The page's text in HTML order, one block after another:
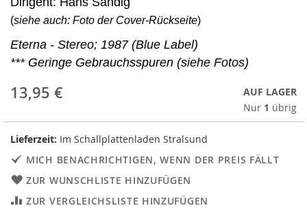
(siehe auch: Foto der Cover-Rückseite)
Eterna - Stereo; 1987 (Blue Label)
*** Geringe Gebrauchsspuren (siehe Fotos)
13,95 €
AUF LAGER
Nur 1 übrig
Lieferzeit: Im Schallplattenladen Stralsund
MICH BENACHRICHTIGEN, WENN DER PREIS FÄLLT
ZUR WUNSCHLISTE HINZUFÜGEN
ZUR VERGLEICHSLISTE HINZUFÜGEN